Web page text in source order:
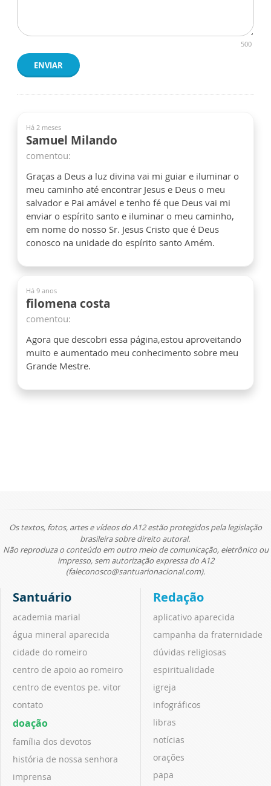
500
ENVIAR
Há 2 meses
Samuel Milando
comentou:
Graças a Deus a luz divina vai mi guiar e iluminar o
meu caminho até encontrar Jesus e Deus o meu
salvador e Pai amável e tenho fé que Deus vai mi
enviar o espírito santo e iluminar o meu caminho,
em nome do nosso Sr. Jesus Cristo que é Deus
conosco na unidade do espírito santo Amém.
Há 9 anos
filomena costa
comentou:
Agora que descobri essa página,estou aproveitando
muito e aumentado meu conhecimento sobre meu
Grande Mestre.
Os textos, fotos, artes e vídeos do A12 estão protegidos pela legislação
brasileira sobre direito autoral.
Não reproduza o conteúdo em outro meio de comunicação, eletrônico ou
impresso, sem autorização expressa do A12
(faleconosco@santuarionacional.com).
Santuário
academia marial
água mineral aparecida
cidade do romeiro
centro de apoio ao romeiro
centro de eventos pe. vitor
contato
doação
família dos devotos
história de nossa senhora
imprensa
Redação
aplicativo aparecida
campanha da fraternidade
dúvidas religiosas
espiritualidade
igreja
infográficos
libras
notícias
orações
papa